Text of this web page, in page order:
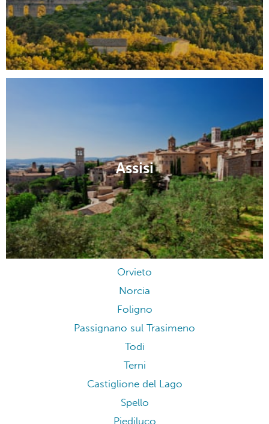
Assisi
Orvieto
Norcia
Foligno
Passignano sul Trasimeno
Todi
Terni
Castiglione del Lago
Spello